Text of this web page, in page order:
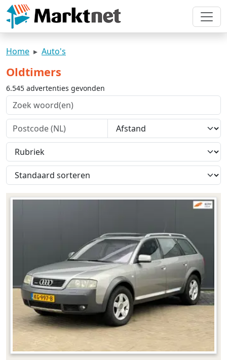
Home Auto's
Oldtimers
6.545 advertenties gevonden